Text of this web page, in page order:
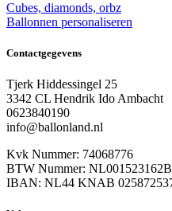
Cubes, diamonds, orbz
Ballonnen personaliseren
Contactgegevens
Tjerk Hiddessingel 25
3342 CL Hendrik Ido Ambacht
0623840190
info@ballonland.nl
Kvk Nummer: 74068776
BTW Nummer:
IBAN: NL44 KNAB